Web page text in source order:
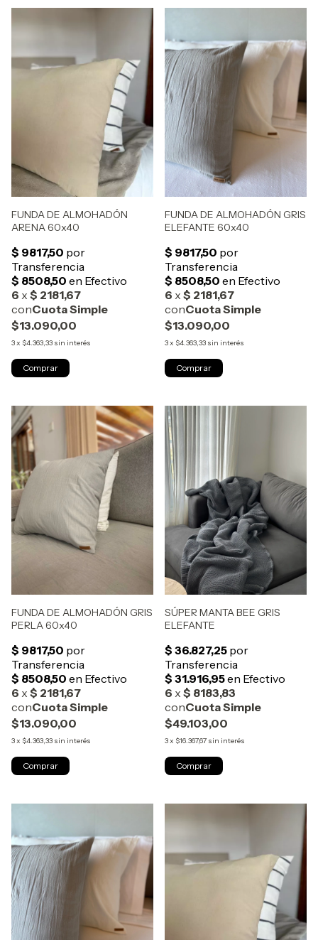
FUNDA DE ALMOHADÓN
ARENA 60x40
$13.090,00
3x $4.363,33 sin interés
FUNDA DE ALMOHADÓN GRIS
ELEFANTE 60x40
$13.090,00
3x $4.363,33 sin interés
FUNDA DE ALMOHADÓN GRIS
PERLA 60x40
$13.090,00
3x $4.363,33 sin interés
SÚPER MANTA BEE GRIS
ELEFANTE
$49.103,00
3x $16.367,67 sin interés